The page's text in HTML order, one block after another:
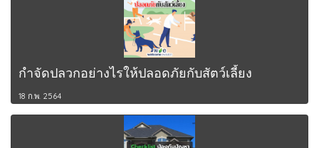
กำจัดปลวกอย่างไรให้ปลอดภัยกับสัตว์เลี้ยง
18 ก.พ. 2564